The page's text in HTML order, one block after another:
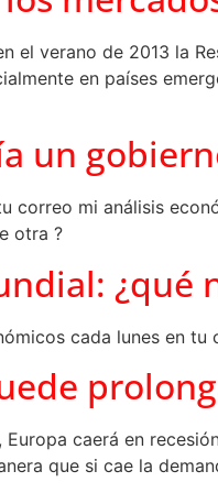
el verano de 2013 la
en países
un
correo mi análisis
otra ?
¿qué
cada lunes en
Europa caerá en
que si cae la